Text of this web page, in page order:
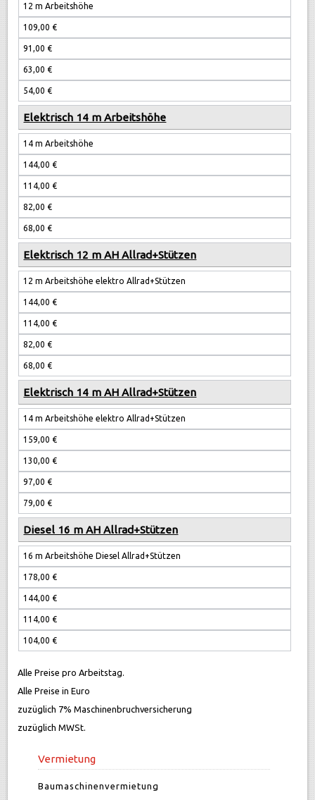
12 m Arbeitshöhe
109,00 €
91,00 €
63,00 €
54,00 €
Elektrisch 14 m Arbeitshöhe
14 m Arbeitshöhe
144,00 €
114,00 €
82,00 €
68,00 €
Elektrisch 12 m AH Allrad+Stützen
12 m Arbeitshöhe elektro Allrad+Stützen
144,00 €
114,00 €
82,00 €
68,00 €
Elektrisch 14 m AH Allrad+Stützen
14 m Arbeitshöhe elektro Allrad+Stützen
159,00 €
130,00 €
97,00 €
79,00 €
Diesel 16 m AH Allrad+Stützen
16 m Arbeitshöhe Diesel Allrad+Stützen
178,00 €
144,00 €
114,00 €
104,00 €
Alle Preise pro Arbeitstag.
Alle Preise in Euro
zuzüglich 7% Maschinenbruchversicherung
zuzüglich MWSt.
Vermietung
Baumaschinenvermietung